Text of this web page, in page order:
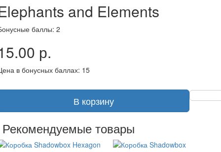
and Elements
баллы: 2
р.
в бонусных баллах: 15
В корзину
Рекомендуемые товары